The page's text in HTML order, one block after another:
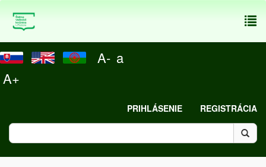
A- a
A+
PRIHLÁSENIE REGISTRÁCIA